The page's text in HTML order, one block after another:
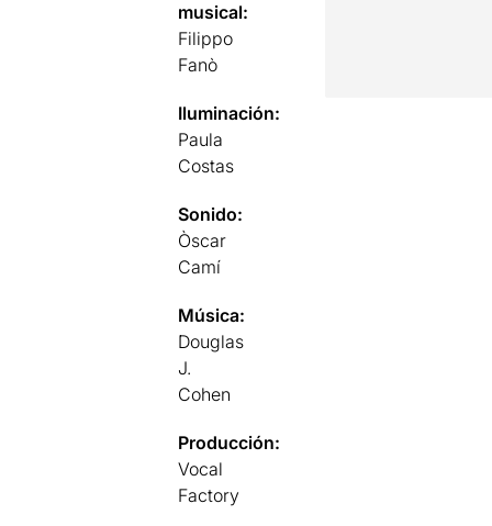
musical:
Filippo
Fanò
Iluminación:
Paula
Costas
Sonido:
Òscar
Camí
Música:
Douglas
J.
Cohen
Producción:
Vocal
Factory